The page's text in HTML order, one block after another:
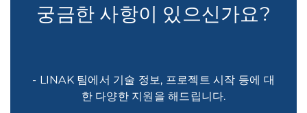
궁금한 사항이 있으신가요?
- LINAK 팀에서 기술 정보, 프로젝트 시작 등에 대
한 다양한 지원을 해드립니다.